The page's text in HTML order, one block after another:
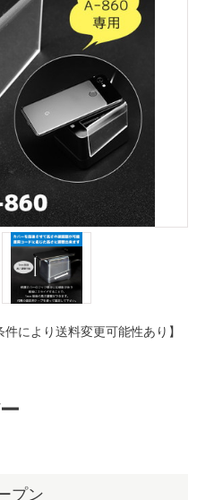
により送料変更可能性あり】
プン